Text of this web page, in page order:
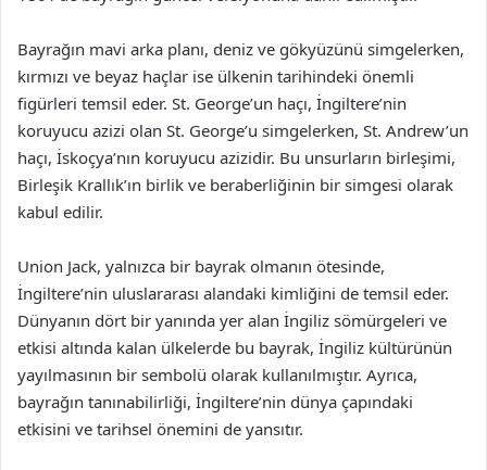
Bayrağın mavi arka planı, deniz ve gökyüzünü simgelerken,
kırmızı ve beyaz haçlar ise ülkenin tarihindeki önemli
figürleri temsil eder. St. George’un haçı, İngiltere’nin
koruyucu azizi olan St. George’u simgelerken, St. Andrew’un
haçı, İskoçya’nın koruyucu azizidir. Bu unsurların birleşimi,
Birleşik Krallık’ın birlik ve beraberliğinin bir simgesi olarak
kabul edilir.
Union Jack, yalnızca bir bayrak olmanın ötesinde,
İngiltere’nin uluslararası alandaki kimliğini de temsil eder.
Dünyanın dört bir yanında yer alan İngiliz sömürgeleri ve
etkisi altında kalan ülkelerde bu bayrak, İngiliz kültürünün
yayılmasının bir sembolü olarak kullanılmıştır. Ayrıca,
bayrağın tanınabilirliği, İngiltere’nin dünya çapındaki
etkisini ve tarihsel önemini de yansıtır.